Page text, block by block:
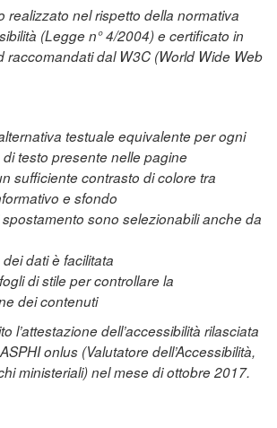
realizzato nel rispetto della normativa
(Legge n° 4/2004) e certificato in
raccomandati dal W3C (World Wide Web
testuale equivalente per ogni
testo presente nelle pagine
sufficiente contrasto di colore tra
e sfondo
sono selezionabili anche da
dati è facilitata
di stile per controllare la
dei contenuti
l’attestazione dell’accessibilità rilasciata
onlus (Valutatore dell’Accessibilità,
ministeriali) nel mese di ottobre 2017.